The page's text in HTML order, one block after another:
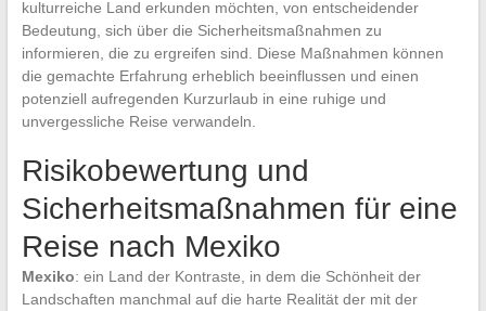
kulturreiche Land erkunden möchten, von entscheidender
Bedeutung, sich über die Sicherheitsmaßnahmen zu
informieren, die zu ergreifen sind. Diese Maßnahmen können
die gemachte Erfahrung erheblich beeinflussen und einen
potenziell aufregenden Kurzurlaub in eine ruhige und
unvergessliche Reise verwandeln.
Risikobewertung und
Sicherheitsmaßnahmen für eine
Reise nach Mexiko
Mexiko: ein Land der Kontraste, in dem die Schönheit der
Landschaften manchmal auf die harte Realität der mit der